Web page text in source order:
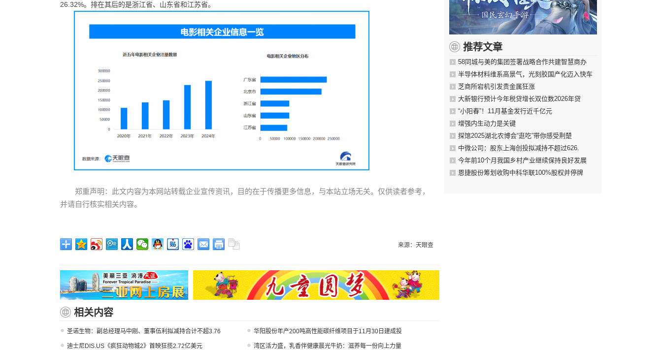
26.32%。排在其后的是浙江省、山东省和江苏省。
郑重声明：此文内容为本网站转载企业宣传资讯，目的在于传播更多信息，与本站立场无关。仅供读者参考，
并请自行核实相关内容。
来源：天眼查
相关内容
圣诺生物：副总经理马中刚、董事伍利拟减持合计不超3.76 华阳股份年产200吨高性能碳纤维项目于11月30日建成投
迪士尼DIS.US《疯狂动物城2》首映狂揽2.72亿美元 湾区活力盛，乳香伴健康晨光牛奶：滋养每一份向上力量
推荐文章
58同城与美的集团签署战略合作共建智慧商办
半导体材料维系高景气，光刻胶国产化迈入快车
芝商所宕机引发贵金属狂涨
大新银行预计今年税贷增长双位数2026年贷
“小阳春”！11月基金发行近千亿元
增强内生动力是关键
探馆2025湖北农博会“逛吃”带你感受荆楚
中微公司：股东上海创投拟减持不超过626.
今年前10个月我国乡村产业继续保持良好发展
恩捷股份筹划收购中科华联100%股权并停牌